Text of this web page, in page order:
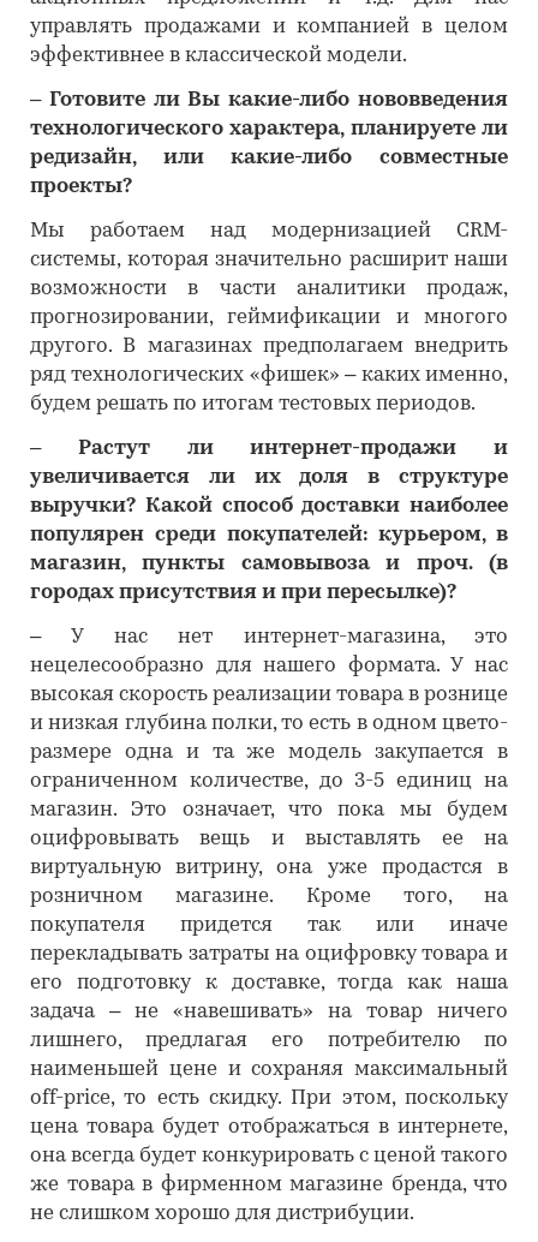
управлять продажами и компанией в целом
эффективнее в классической модели.
– Готовите ли Вы какие-либо нововведения
технологического характера, планируете ли
редизайн, или какие-либо совместные
проекты?
Мы работаем над модернизацией CRM-
системы, которая значительно расширит наши
возможности в части аналитики продаж,
прогнозировании, геймификации и многого
другого. В магазинах предполагаем внедрить
ряд технологических «фишек» – каких именно,
будем решать по итогам тестовых периодов.
– Растут ли интернет-продажи и
увеличивается ли их доля в структуре
выручки? Какой способ доставки наиболее
популярен среди покупателей: курьером, в
магазин, пункты самовывоза и проч. (в
городах присутствия и при пересылке)?
– У нас нет интернет-магазина, это
нецелесообразно для нашего формата. У нас
высокая скорость реализации товара в рознице
и низкая глубина полки, то есть в одном цвето-
размере одна и та же модель закупается в
ограниченном количестве, до 3-5 единиц на
магазин. Это означает, что пока мы будем
оцифровывать вещь и выставлять ее на
виртуальную витрину, она уже продастся в
розничном магазине. Кроме того, на
покупателя придется так или иначе
перекладывать затраты на оцифровку товара и
его подготовку к доставке, тогда как наша
задача – не «навешивать» на товар ничего
лишнего, предлагая его потребителю по
наименьшей цене и сохраняя максимальный
off-price, то есть скидку. При этом, поскольку
цена товара будет отображаться в интернете,
она всегда будет конкурировать с ценой такого
же товара в фирменном магазине бренда, что
не слишком хорошо для дистрибуции.